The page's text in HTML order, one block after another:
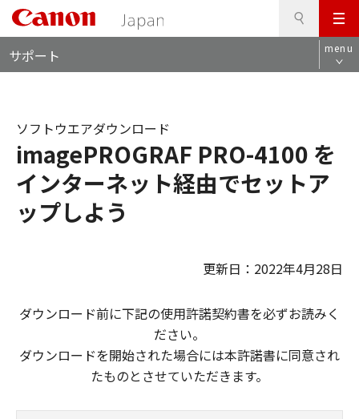
メ
ニ
ュ
サポート menu
imagePROGRAF PRO-4100 を
インターネット経由でセットア
ップしよう
ソフトウエアダウンロード
更新日：2022年4月28日
ダウンロード前に下記の使用許諾契約書を必ずお読みく
ださい。
ダウンロードを開始された場合には本許諾書に同意され
たものとさせていただきます。